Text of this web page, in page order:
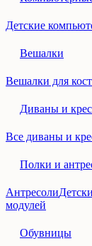
Детские
Вешалки
Вешалки для
Диваны и
Все диваны и
Полки и
Антресоли
модулей
Обувницы